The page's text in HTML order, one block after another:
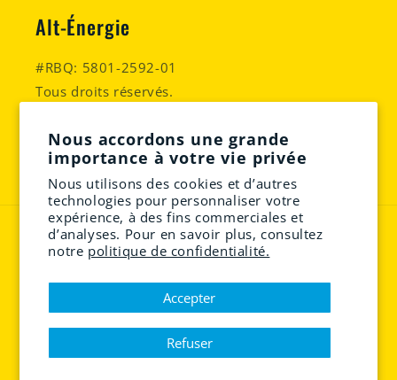
Nous accordons une grande
importance à votre vie privée
Nous utilisons des cookies et d’autres
technologies pour personnaliser votre
expérience, à des fins commerciales et
d’analyses. Pour en savoir plus, consultez
notre politique de confidentialité.
Accepter
Refuser
Alt-Énergie
#RBQ: 5801-2592-01
Tous droits réservés.
FacebookInstagramYouTube
Moyens
Alt-Énergie | Renouveler l'énergie | Équipement solaire
Commerce électronique propulsé par Shopify
Politique de confidentialité